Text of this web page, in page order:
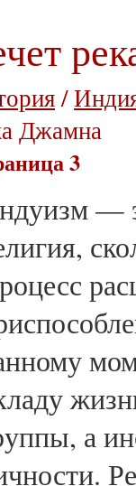
/
Джамна
3
—
а